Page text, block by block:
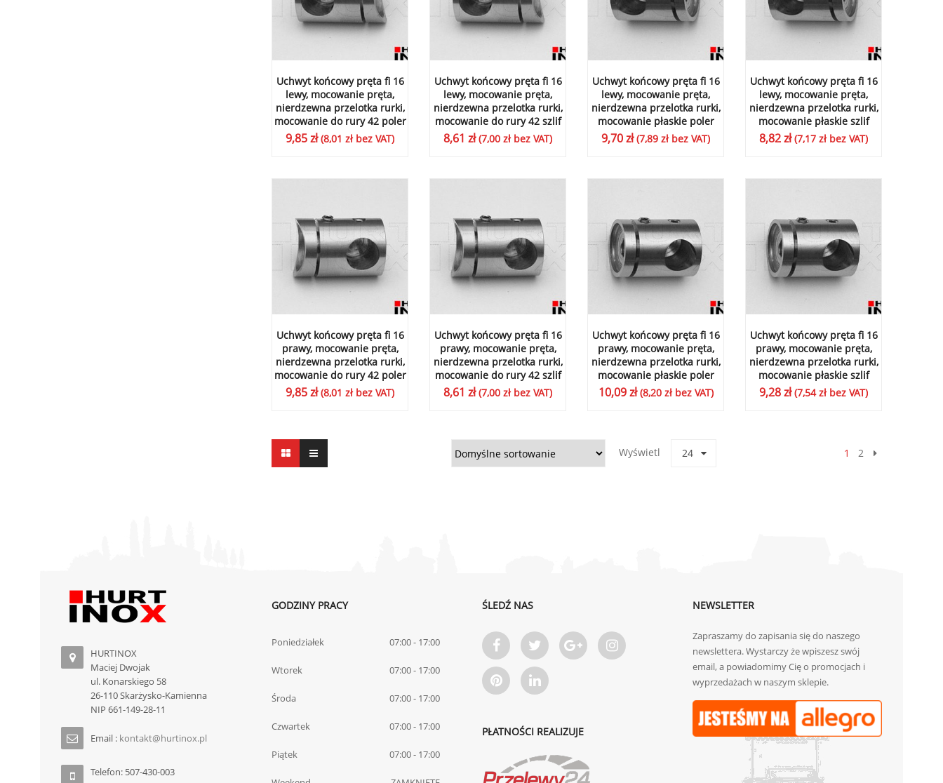
Uchwyt końcowy pręta fi 16
lewy, mocowanie pręta,
nierdzewna przelotka rurki,
mocowanie do rury 42 poler
9,85zł (8,01 złbez VAT)
Uchwyt końcowy pręta fi 16
lewy, mocowanie pręta,
nierdzewna przelotka rurki,
mocowanie do rury 42 szlif
8,61 zł (7,00 złbez VAT)
Uchwyt końcowy pręta fi 16
lewy, mocowanie pręta,
nierdzewna przelotka rurki,
mocowanie płaskie poler
9,70zł (7,89 złbez VAT)
Uchwyt końcowy pręta fi 16
lewy, mocowanie pręta,
nierdzewna przelotka rurki,
mocowanie płaskie szlif
8,82zł (7,17 złbez VAT)
Uchwyt końcowy pręta fi 16
prawy, mocowanie pręta,
nierdzewna przelotka rurki,
mocowanie do rury 42 poler
9,85zł (8,01 złbez VAT)
Uchwyt końcowy pręta fi 16
prawy, mocowanie pręta,
nierdzewna przelotka rurki,
mocowanie do rury 42 szlif
8,61 zł (7,00 złbez VAT)
Uchwyt końcowy pręta fi 16
prawy, mocowanie pręta,
nierdzewna przelotka rurki,
mocowanie płaskie poler
10,09zł (8,20 złbez VAT)
Uchwyt końcowy pręta fi 16
prawy, mocowanie pręta,
nierdzewna przelotka rurki,
mocowanie płaskie szlif
9,28zł (7,54złbez VAT)
Wyświetl 24 1 2
HURTINOX
Maciej Dwojak
ul. Konarskiego 58
26-110 Skarżysko-Kamienna
NIP 661-149-28-11
Email : kontakt@hurtinox.pl
Telefon: 507-430-003
GODZINY PRACY
Poniedziałek 07:00 - 17:00
Wtorek 07:00 - 17:00
Środa 07:00 - 17:00
Czwartek 07:00 - 17:00
Piątek 07:00 - 17:00
ŚLEDŹ NAS
PŁATNOŚCI REALIZUJE
NEWSLETTER
Zapraszamy do zapisania się do naszego
newslettera. Wystarczy że wpiszesz swój
email, a powiadomimy Cię o promocjach i
wyprzedażach w naszym sklepie.